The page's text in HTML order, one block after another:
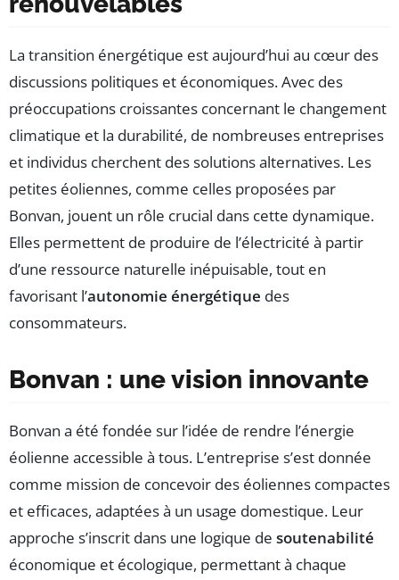
La transition énergétique est aujourd’hui au cœur des
discussions politiques et économiques. Avec des
préoccupations croissantes concernant le changement
climatique et la durabilité, de nombreuses entreprises
et individus cherchent des solutions alternatives. Les
petites éoliennes, comme celles proposées par
Bonvan, jouent un rôle crucial dans cette dynamique.
Elles permettent de produire de l’électricité à partir
d’une ressource naturelle inépuisable, tout en
favorisant l’autonomie énergétique des
consommateurs.
Bonvan : une vision innovante
Bonvan a été fondée sur l’idée de rendre l’énergie
éolienne accessible à tous. L’entreprise s’est donnée
comme mission de concevoir des éoliennes compactes
et efficaces, adaptées à un usage domestique. Leur
approche s’inscrit dans une logique de soutenabilité
économique et écologique, permettant à chaque